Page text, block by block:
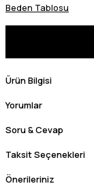
Beden Tablosu
Ürün Bilgisi
Yorumlar
Soru & Cevap
Taksit Seçenekleri
Önerileriniz